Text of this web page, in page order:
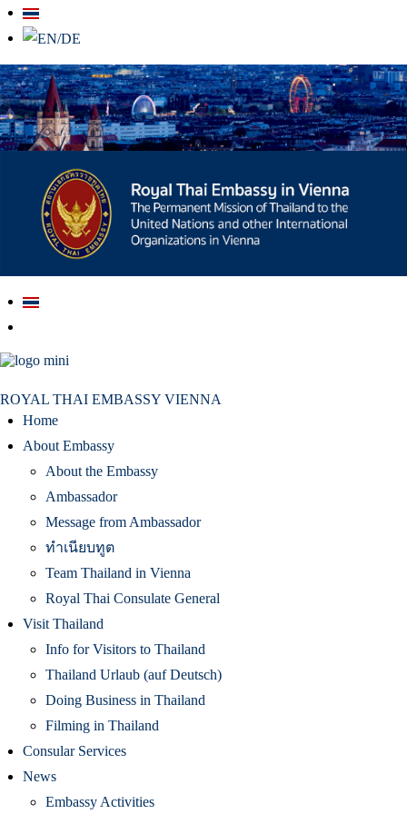
ROYAL THAI EMBASSY VIENNA
Home
About Embassy
About the Embassy
Ambassador
Message from Ambassador
ทำเนียบทูต
Team Thailand in Vienna
Royal Thai Consulate General
Visit Thailand
Info for Visitors to Thailand
Thailand Urlaub (auf Deutsch)
Doing Business in Thailand
Filming in Thailand
Consular Services
News
Embassy Activities